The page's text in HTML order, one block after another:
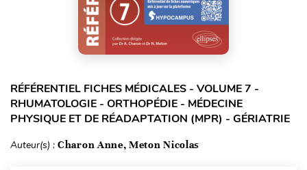
RÉFÉRENTIEL FICHES MÉDICALES - VOLUME 7 -
RHUMATOLOGIE - ORTHOPÉDIE - MÉDECINE
PHYSIQUE ET DE RÉADAPTATION (MPR) - GÉRIATRIE
Auteur(s) : Charon Anne, Meton Nicolas